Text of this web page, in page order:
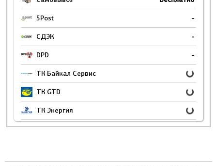
5Post -
СДЭК -
DPD -
ТК Байкал Сервис
ТК GTD
ТК Энергия